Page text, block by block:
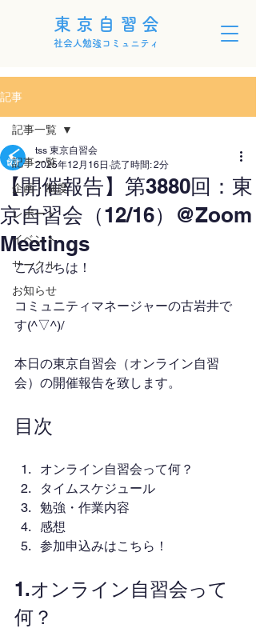
東京自習会
社会人勉強コミュニティ
記事
記事一覧
企画・制度
レポート
イベント
サークル
お知らせ
記事一覧
【開催報告】第3880回：東
京自習会（12/16）@Zoom
Meetings
tss 東京自習会
2025年12月16日 読了時間: 2分
こんにちは！
コミュニティマネージャーの古岩井で
す(^▽^)/
本日の東京自習会（オンライン自習
会）の開催報告を致します。
目次
オンライン自習会って何？
タイムスケジュール
勉強・作業内容
感想
参加申込みはこちら！
1.オンライン自習会って
何？